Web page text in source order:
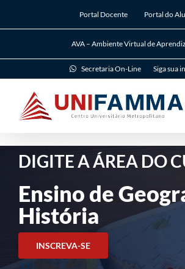
Portal Docente Portal do
AVA – Ambiente Virtual de
Secretaria On-Line Siga sua
DIGITE A ÁREA DO
Ensino de
História
INSCREVA-SE
333